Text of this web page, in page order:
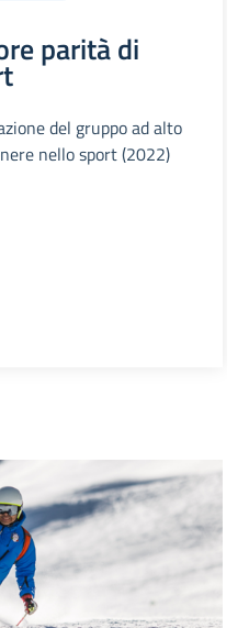
parità di
del gruppo ad alto
nello sport (2022)